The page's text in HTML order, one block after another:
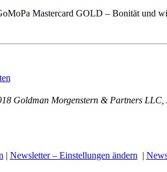
Mastercard GOLD – Bonität und
Goldman Morgenstern & Partners LLC,
| Newsletter – Einstellungen ändern |